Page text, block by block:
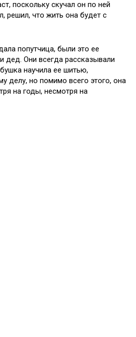
поскольку скучал он по ней
решил, что жить она будет с
попутчица, были это ее
дед. Они всегда рассказывали
научила ее шитью,
делу, но помимо всего этого, она
на годы, несмотря на